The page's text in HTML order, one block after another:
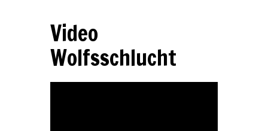
Video
Wolfsschlucht